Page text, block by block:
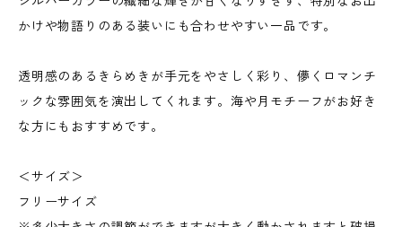
かけや物語りのある装いにも合わせやすい一品です。
透明感のあるきらめきが手元をやさしく彩り、儚くロマンチ
ックな雰囲気を演出してくれます。海や月モチーフがお好き
な方にもおすすめです。
＜サイズ＞
フリーサイズ